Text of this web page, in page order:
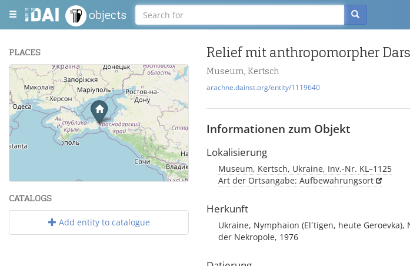
objects
PLACES
+
−
OpenStreetMap.
CATALOGS
Add entity to catalogue
Relief mit anthropomorpher
Museum, Kertsch
arachne.dainst.org/entity/1119640
Informationen zum Objekt
Lokalisierung
Museum, Kertsch, Ukraine, Inv.-Nr. KL–1125
Art der Ortsangabe: Aufbewahrungsort
Herkunft
Ukraine, Nymphaion (El´tigen, heute
der Nekropole, 1976